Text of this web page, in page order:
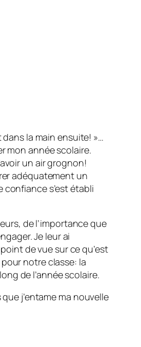
la main ensuite! »…
mon année scolaire.
un air grognon!
adéquatement un
confiance s’est établi
de l’importance que
Je leur ai
de vue sur ce qu’est
notre classe: la
de l’année scolaire.
j’entame ma nouvelle